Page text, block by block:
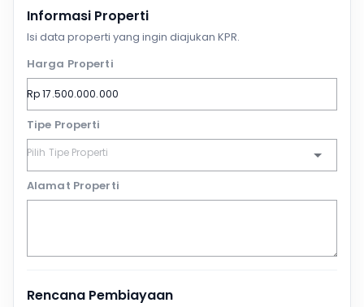
Informasi Properti
Isi data properti yang ingin diajukan KPR.
Harga Properti
Tipe Properti
Alamat Properti
Rencana Pembiayaan